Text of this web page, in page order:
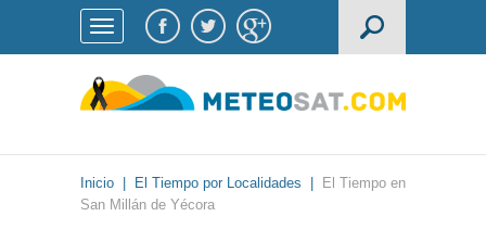
Inicio El Tiempo por Localidades
El Tiempo en
San Millán de Yécora